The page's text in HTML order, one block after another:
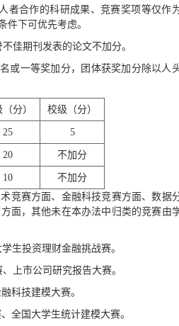
者合作的科研成果、竞赛奖项等仅作
件下可优先考虑。
佳期刊发表的论文不加分。
或一等奖加分，团体获奖加分除以人
分） 校级（分）
25 5
20 不加分
10
不加分
竞赛方面、金融科技竞赛方面、数据
面，其他未在本办法中归类的竞赛由
学生投资理财金融挑战赛。
上市公司研究报告大赛。
科技建模大赛。
全国大学生统计建模大赛。